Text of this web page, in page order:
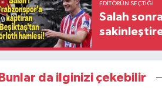
EDITÖRÜN SEÇTIĞI
Salah
Bunlar da ilginizi çekebilir